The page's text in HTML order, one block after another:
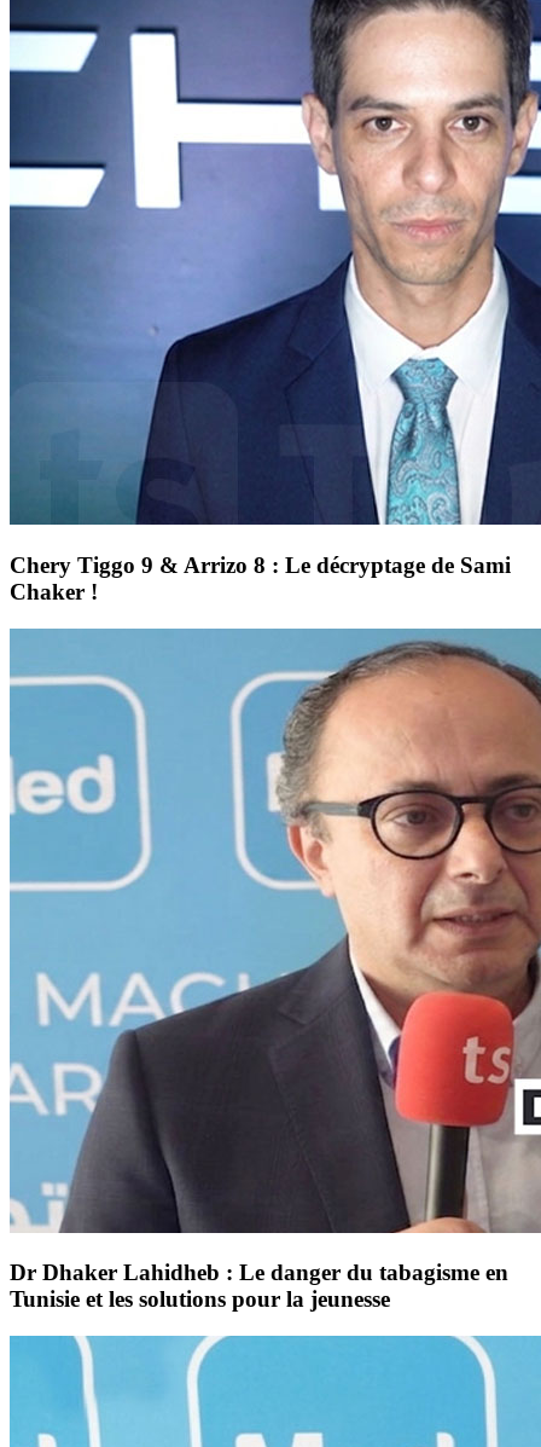
Chery Tiggo 9 & Arrizo 8 : Le décryptage de Sami
Chaker !
Dr Dhaker Lahidheb : Le danger du tabagisme en
Tunisie et les solutions pour la jeunesse